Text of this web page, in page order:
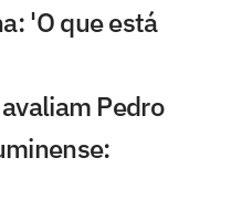
'O que está
Pedro